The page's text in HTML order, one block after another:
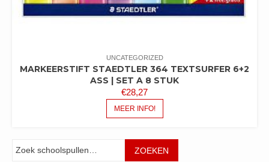
UNCATEGORIZED
MARKEERSTIFT STAEDTLER 364 TEXTSURFER 6+2
ASS | SET A 8 STUK
€28,27
MEER INFO!
ZOEKEN